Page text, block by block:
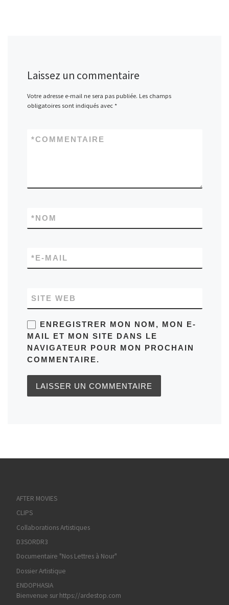
Laissez un commentaire
Votre adresse e-mail ne sera pas publiée. Les champs
obligatoires sont indiqués avec *
COMMENTAIRE
*
NOM
*
E-MAIL
*
SITE WEB
ENREGISTRER MON NOM, MON E-
MAIL ET MON SITE DANS LE
NAVIGATEUR POUR MON PROCHAIN
COMMENTAIRE.
AFTER MOVIES
CLIPS
Collaborations Artistiques
D3SORDR3
Documentaire "Nos Lettres à Nour"
Dossier Artistique
ENDOPHASIA
Bienvenue sur https://ardestop.com